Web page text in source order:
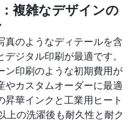
複雑なデザインの
真のようなディテールを含
ジタル印刷が最適です。
ン印刷のような初期費用が
やカスタムオーダーに最適
華インクと工業用ヒート
上の洗濯後も耐久性と耐ク